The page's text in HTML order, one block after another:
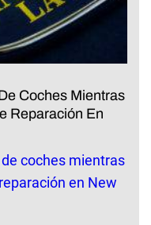
Coches Mientras
Reparación En